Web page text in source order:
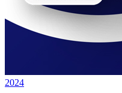
2024